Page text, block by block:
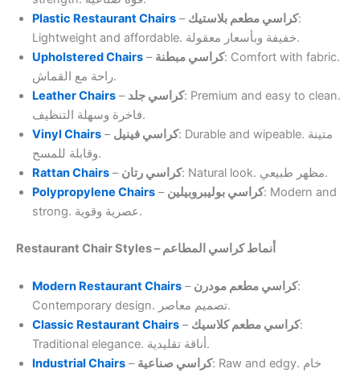
Plastic Restaurant Chairs – كراسي مطعم بلاستيك:
Lightweight and affordable. خفيفة وبأسعار معقولة.
Upholstered Chairs – كراسي مبطنة: Comfort with fabric.
راحة مع القماش.
Leather Chairs – كراسي جلد: Premium and easy to clean.
فاخرة وسهلة التنظيف.
Vinyl Chairs – كراسي فينيل: Durable and wipeable. متينة
وقابلة للمسح.
Rattan Chairs – كراسي رتان
: Natural look. مظهر طبيعي.
Polypropylene Chairs – كراسي بوليبروبيلين: Modern and
strong. عصرية وقوية.
Restaurant Chair Styles – أنماط كراسي المطاعم
Modern Restaurant Chairs – كراسي مطعم مودرن:
Contemporary design. تصميم معاصر.
Classic Restaurant Chairs – كراسي مطعم كلاسيك:
Traditional elegance. أناقة تقليدية.
Industrial Chairs – كراسي صناعية: Raw and edgy. خام